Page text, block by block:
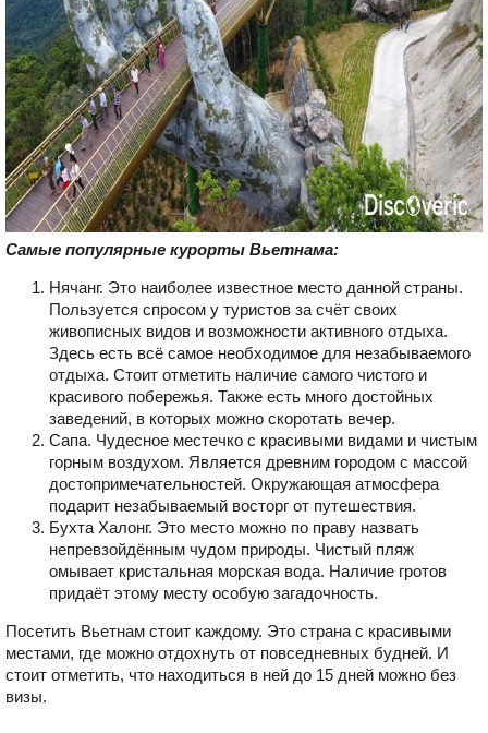
Самые популярные курорты Вьетнама:
Нячанг. Это наиболее известное место данной страны.
Пользуется спросом у туристов за счёт своих
живописных видов и возможности активного отдыха.
Здесь есть всё самое необходимое для незабываемого
отдыха. Стоит отметить наличие самого чистого и
красивого побережья. Также есть много достойных
заведений, в которых можно скоротать вечер.
Сапа. Чудесное местечко с красивыми видами и чистым
горным воздухом. Является древним городом с массой
достопримечательностей. Окружающая атмосфера
подарит незабываемый восторг от путешествия.
Бухта Халонг. Это место можно по праву назвать
непревзойдённым чудом природы. Чистый пляж
омывает кристальная морская вода. Наличие гротов
придаёт этому месту особую загадочность.
Посетить Вьетнам стоит каждому. Это страна с красивыми
местами, где можно отдохнуть от повседневных будней. И
стоит отметить, что находиться в ней до 15 дней можно без
визы.